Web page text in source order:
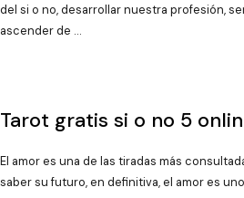
del si o no, desarrollar nuestra profesión,
ascender de …
Tarot gratis si o no 5
El amor es una de las tiradas más
saber su futuro, en definitiva, el amor es